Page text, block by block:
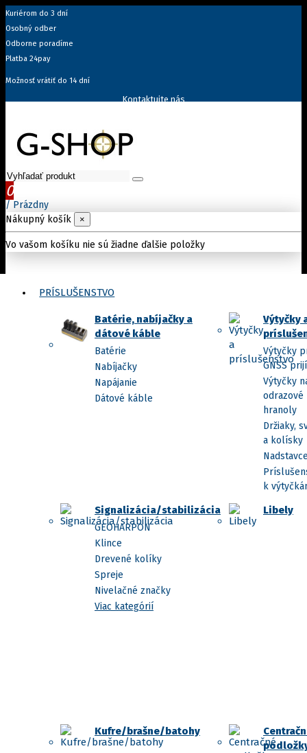
Kuriérom do 3 dní
Osobný odber
Odborne poradíme
Platba 24pay
Možnosť vrátiť do 14 dní
Kontaktujte nás
0
/ Prázdny
Nákupný košík
×
Vo vašom košíku nie sú žiadne ďalšie položky
PRÍSLUŠENSTVO
Batérie, nabíjačky a
dátové káble
Batérie
Nabíjačky
Napájanie
Dátové káble
Výtyčky
Výtyčky
GNSS
Výtyčky
odrazové
hranoly
Držiaky,
a kolísky
k
Signalizácia/stabilizácia
GEOHARPON
Klince
Drevené kolíky
Spreje
Nivelačné značky
Viac kategórií
Libely
Kufre/brašne/batohy